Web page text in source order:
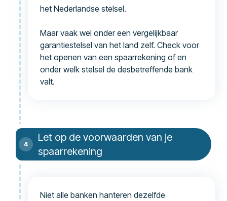
het Nederlandse stelsel.
Maar vaak wel onder een vergelijkbaar
garantiestelsel van het land zelf. Check voor
het openen van een spaarrekening of en
onder welk stelsel de desbetreffende bank
valt.
Let op de voorwaarden van je
spaarrekening
Niet alle banken hanteren dezelfde